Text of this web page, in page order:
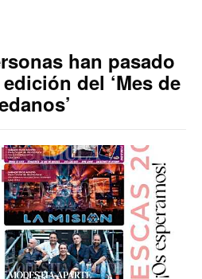
han pasado
del ‘Mes de